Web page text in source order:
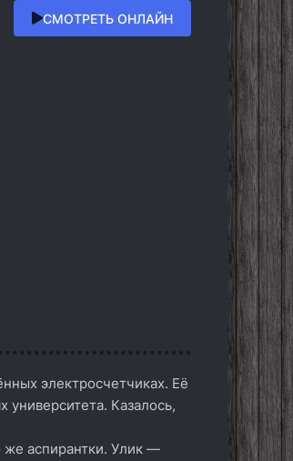
СМОТРЕТЬ ОНЛАЙН
электросчетчиках. Её
университета. Казалось,
же аспирантки. Улик —